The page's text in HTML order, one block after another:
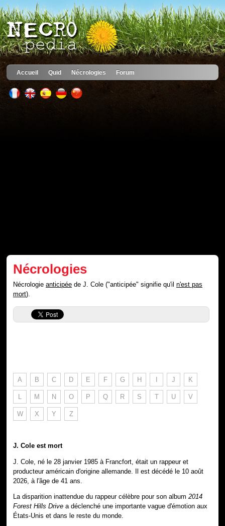
Accueil Quid Nécrologies Forum
Nécrologies
Nécrologieanticipée de J. Cole ("anticipée" signifie qu'iln'est pas
mort).
A B C D E F G H I J K
L M N O P Q R S T U V
W X Y Z
J. Cole est mort
J. Cole, né le 28 janvier 1985 à Francfort, était un rappeur et
producteur américain d'origine allemande. Il est décédé le 10 août
2026, à l'âge de 41 ans.
La disparition inattendue du rappeur célèbre pour son album2014
Forest Hills Drive a déclenché une importante vague d'émotion aux
États-Unis et dans le reste du monde.